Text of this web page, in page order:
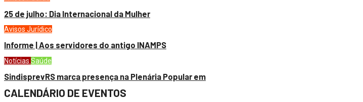
25 de julho: Dia Internacional da Mulher
Avisos Jurídico
Informe | Aos servidores do antigo INAMPS
Notícias Saúde
SindisprevRS marca presença na Plenária Popular em
CALENDÁRIO DE EVENTOS